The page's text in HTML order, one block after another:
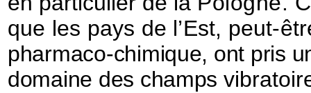
que les pays de l’Est, peut-
pharmaco-chimique, ont pris
domaine des champs